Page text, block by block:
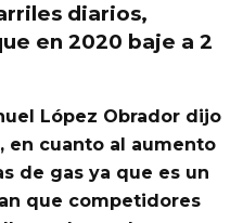
diarios,
en 2020 baje a 2
López Obrador dijo
, en cuanto al aumento
de gas ya que es un
que competidores